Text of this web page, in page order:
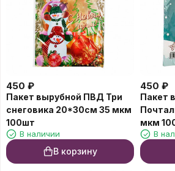
450 ₽
Пакет вырубной ПВД Три
снеговика 20*30см 35 мкм
100шт
В наличии
В корзину
450 ₽
Пакет
мкм
В